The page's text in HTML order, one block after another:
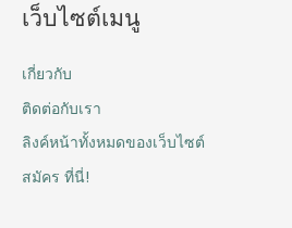
เว็บไซต์เมนู
เกี่ยวกับ
ติดต่อกับเรา
ลิงค์หน้าทั้งหมดของเว็บไซต์
สมัคร ที่นี่!